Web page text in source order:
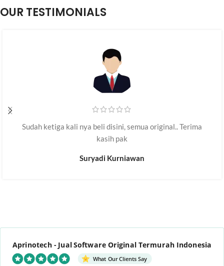
OUR TESTIMONIALS
Sudah ketiga kali nya beli disini, semua original.. Terima
kasih pak
Suryadi Kurniawan
Aprinotech - Jual Software Original Termurah Indonesia